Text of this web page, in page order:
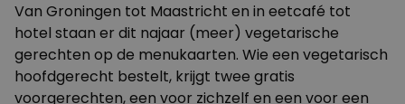
Van Groningen tot Maastricht en in eetcafé tot
hotel staan er dit najaar (meer) vegetarische
gerechten op de menukaarten. Wie een vegetarisch
hoofdgerecht bestelt, krijgt twee gratis
voorgerechten, een voor zichzelf en een voor een